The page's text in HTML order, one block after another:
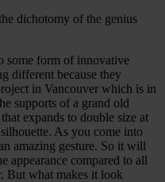
dichotomy of the genius
some form of innovative
different because they
in Vancouver which is in
supports of a grand old
expands to double size at
As you come into
amazing gesture. So it will
appearance compared to all
But what makes it look